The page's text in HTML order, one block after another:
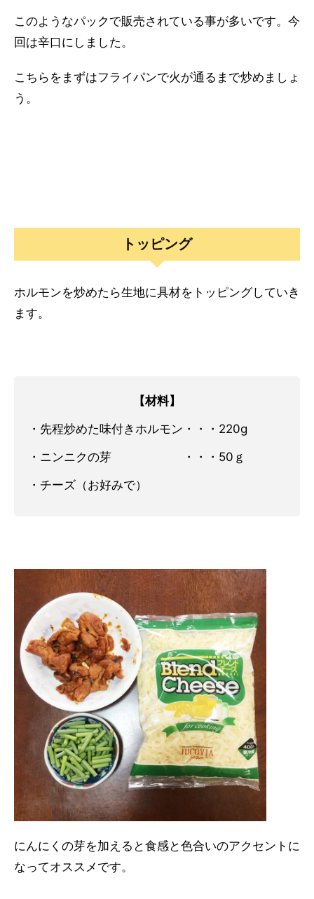
このようなパックで販売されている事が多いです。今
回は辛口にしました。
こちらをまずはフライパンで火が通るまで炒めましょ
う。
トッピング
ホルモンを炒めたら生地に具材をトッピングしていき
ます。
【材料】
・先程炒めた味付きホルモン・・・220g
・ニンニクの芽 ・・・50ｇ
・チーズ（お好みで）
にんにくの芽を加えると食感と色合いのアクセントに
なってオススメです。